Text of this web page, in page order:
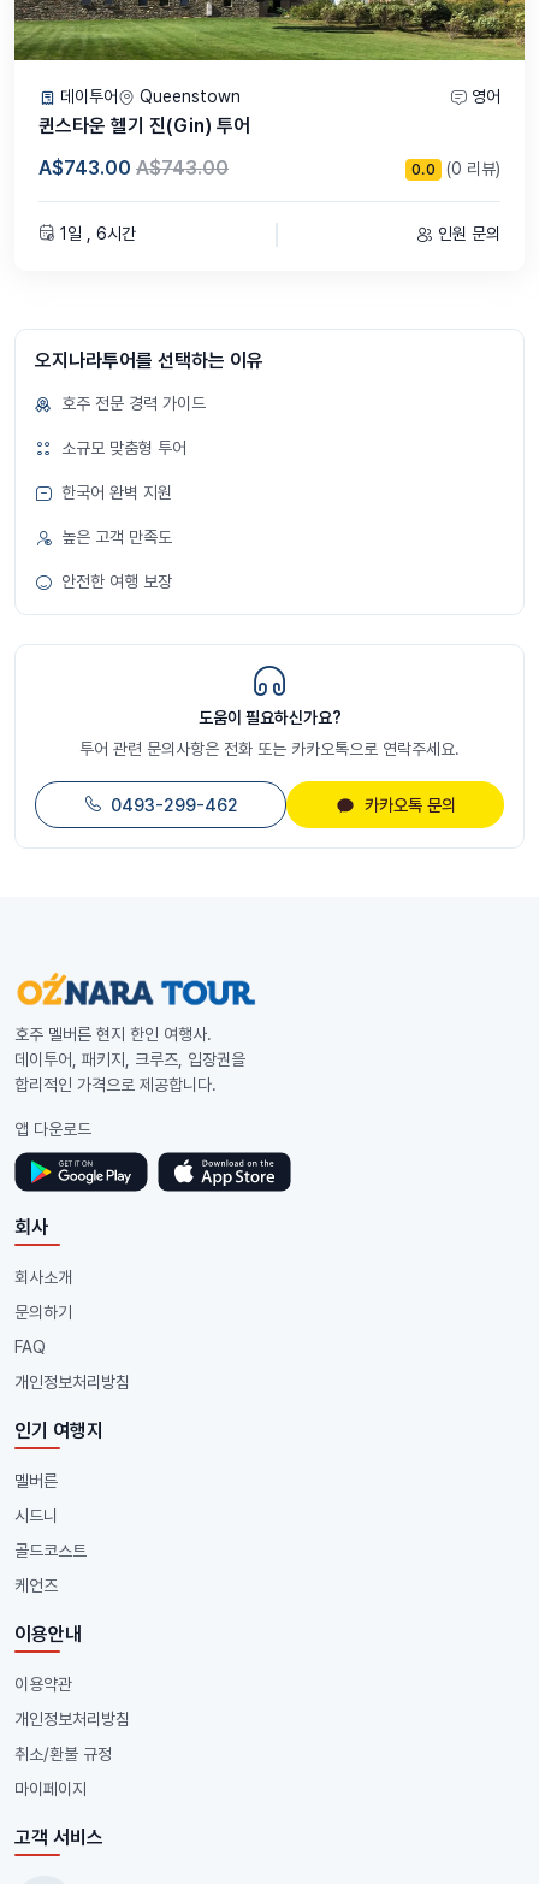
데이투어 Queenstown 영어
퀸스타운 헬기 진(Gin) 투어
A$743.00 A$743.00 0.0 (0 리뷰)
1일 , 6시간 인원 문의
오지나라투어를 선택하는 이유
호주 전문 경력 가이드
소규모 맞춤형 투어
한국어 완벽 지원
높은 고객 만족도
안전한 여행 보장
도움이 필요하신가요?
투어 관련 문의사항은 전화 또는 카카오톡으로 연락주세요.
0493-299-462 카카오톡 문의
호주 멜버른 현지 한인 여행사.
데이투어, 패키지, 크루즈, 입장권을
합리적인 가격으로 제공합니다.
앱 다운로드
회사
회사소개
문의하기
FAQ
개인정보처리방침
인기 여행지
멜버른
시드니
골드코스트
케언즈
이용안내
이용약관
개인정보처리방침
취소/환불 규정
마이페이지
고객 서비스